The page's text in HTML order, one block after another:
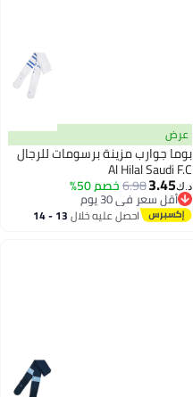
عرض
بوما جوارب مزينة برسومات للرجال
Al Hilal Saudi F.C
د.ك‏3.45
6.98خصم 50%
أقل سعر في 30 يوم
أقل سعر في 30 يوماحصل عليه خلال 13 - 14